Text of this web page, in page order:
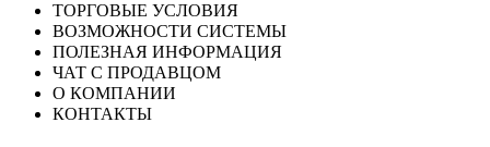
ТОРГОВЫЕ УСЛОВИЯ
ВОЗМОЖНОСТИ СИСТЕМЫ
ПОЛЕЗНАЯ ИНФОРМАЦИЯ
ЧАТ С ПРОДАВЦОМ
О КОМПАНИИ
КОНТАКТЫ